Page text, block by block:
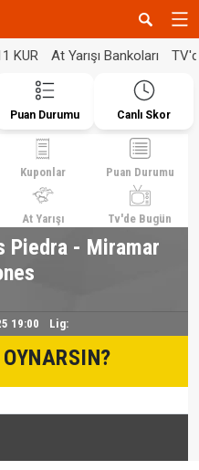
KUR At Yarışı Bankoları
Puan Durumu Canlı Skor
Kuponlar Puan Durumu
At Yarışı Tv'de Bugün
Piedra - Miramar
19:00 Lig: